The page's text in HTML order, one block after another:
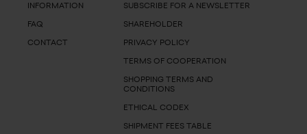
INFORMATION
FAQ
CONTACT
SUBSCRIBE FOR A NEWSLETTER
SHAREHOLDER
PRIVACY POLICY
TERMS OF COOPERATION
SHOPPING TERMS AND
CONDITIONS
ETHICAL CODEX
SHIPMENT FEES TABLE